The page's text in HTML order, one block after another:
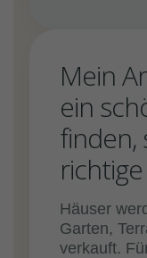
Mein
ein
finden,
Häuser
Garten,
verkauft.